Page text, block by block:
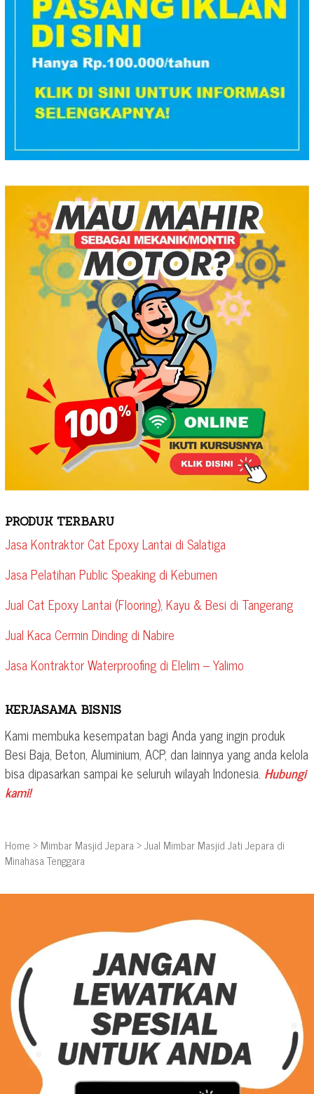
PRODUK TERBARU
Jasa Kontraktor Cat Epoxy Lantai di Salatiga
Jasa Pelatihan Public Speaking di Kebumen
Jual Cat Epoxy Lantai (Flooring), Kayu & Besi di Tangerang
Jual Kaca Cermin Dinding di Nabire
Jasa Kontraktor Waterproofing di Elelim – Yalimo
KERJASAMA BISNIS
Kami membuka kesempatan bagi Anda yang ingin produk
Besi Baja, Beton, Aluminium, ACP, dan lainnya yang anda kelola
bisa dipasarkan sampai ke seluruh wilayah Indonesia. Hubungi
kami!
Home > Mimbar Masjid Jepara >Jual Mimbar Masjid Jati Jepara di
Minahasa Tenggara